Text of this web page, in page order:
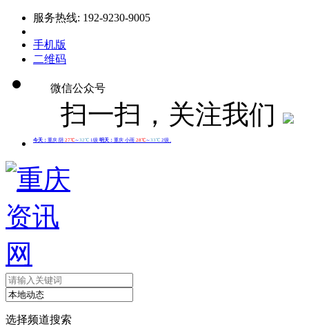
服务热线: 192-9230-9005
手机版
二维码
微信公众号
扫一扫，关注我们
选择频道搜索